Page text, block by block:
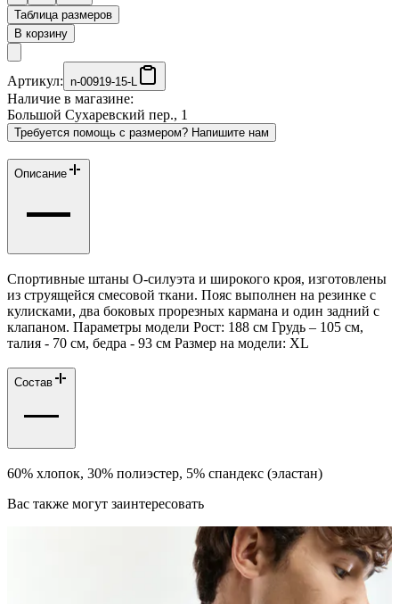
Таблица размеров
В корзину
Артикул: n-00919-15-L
Наличие в магазине:
Большой Сухаревский пер., 1
Требуется помощь с размером? Напишите нам
Описание
Спортивные штаны О-силуэта и широкого кроя, изготовлены
из струящейся смесовой ткани. Пояс выполнен на резинке с
кулисками, два боковых прорезных кармана и один задний с
клапаном. Параметры модели Рост: 188 см Грудь – 105 см,
талия - 70 см, бедра - 93 см Размер на модели: ХL
Состав
60% хлопок, 30% полиэстер, 5% спандекс (эластан)
Вас также могут заинтересовать